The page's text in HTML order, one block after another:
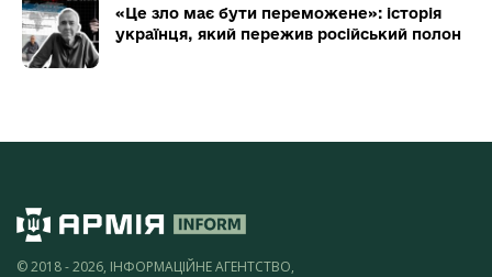
«Це зло має бути переможене»: історія
українця, який пережив російський полон
© 2018 - 2026, ІНФОРМАЦІЙНЕ АГЕНТСТВО,